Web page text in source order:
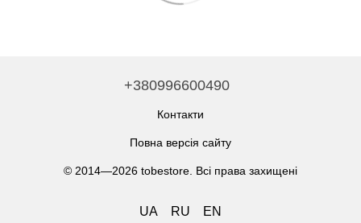
+380996600490
Контакти
Повна версія сайту
© 2014—2026 tobestore. Всі права захищені
UA RU EN